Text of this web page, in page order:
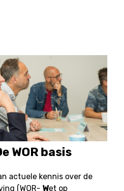
WOR basis
actuele kennis over de
(WOR- Wet op